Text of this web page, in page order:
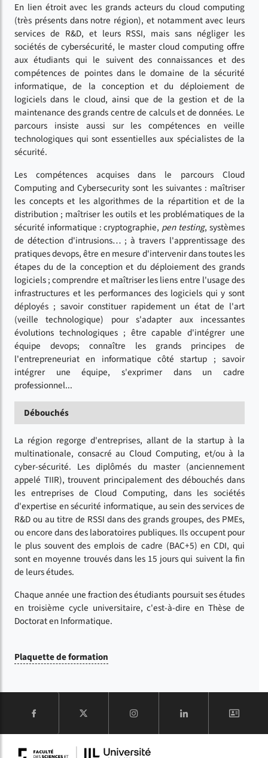
En lien étroit avec les grands acteurs du cloud computing
(très présents dans notre région), et notamment avec leurs
services de R&D, et leurs RSSI, mais sans négliger les
sociétés de cybersécurité, le master cloud computing offre
aux étudiants qui le suivent des connaissances et des
compétences de pointes dans le domaine de la sécurité
informatique, de la conception et du déploiement de
logiciels dans le cloud, ainsi que de la gestion et de la
maintenance des grands centre de calculs et de données. Le
parcours insiste aussi sur les compétences en veille
technologiques qui sont essentielles aux spécialistes de la
sécurité.
Les compétences acquises dans le parcours Cloud
Computing and Cybersecurity sont les suivantes : maîtriser
les concepts et les algorithmes de la répartition et de la
distribution ; maîtriser les outils et les problématiques de la
sécurité informatique : cryptographie, pen testing, systèmes
de détection d'intrusions… ; à travers l'apprentissage des
pratiques devops, être en mesure d'intervenir dans toutes les
étapes du de la conception et du déploiement des grands
logiciels ; comprendre et maîtriser les liens entre l'usage des
infrastructures et les performances des logiciels qui y sont
déployés ; savoir constituer rapidement un état de l'art
(veille technologique) pour s'adapter aux incessantes
évolutions technologiques ; être capable d'intégrer une
équipe devops; connaître les grands principes de
l'entrepreneuriat en informatique côté startup ; savoir
intégrer une équipe, s'exprimer dans un cadre
professionnel...
Débouchés
La région regorge d'entreprises, allant de la startup à la
multinationale, consacré au Cloud Computing, et/ou à la
cyber-sécurité. Les diplômés du master (anciennement
appelé TIIR), trouvent principalement des débouchés dans
les entreprises de Cloud Computing, dans les sociétés
d'expertise en sécurité informatique, au sein des services de
R&D ou au titre de RSSI dans des grands groupes, des PMEs,
ou encore dans des laboratoires publiques. Ils occupent pour
le plus souvent des emplois de cadre (BAC+5) en CDI, qui
sont en moyenne trouvés dans les 15 jours qui suivent la fin
de leurs études.
Chaque année une fraction des étudiants poursuit ses études
en troisième cycle universitaire, c'est-à-dire en Thèse de
Doctorat en Informatique.
Plaquette de formation
COMPTE